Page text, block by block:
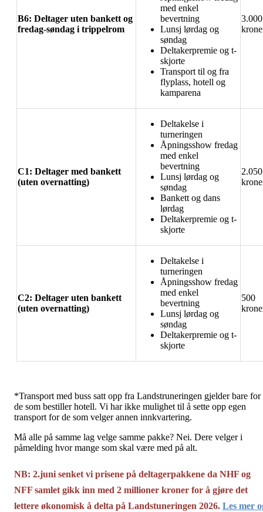
B6: Deltager uten bankett og
fredag-søndag i trippelrom
med enkel
bevertning
Lunsj lørdag og
søndag
Deltakerpremie og t-
skjorte
Transport til og fra
flyplass, hotell og
kamparena
3.000
C1: Deltager med bankett
(uten overnatting)
Deltakelse i
turneringen
Åpningsshow fredag
med enkel
bevertning
Lunsj lørdag og
søndag
Bankett og dans
lørdag
Deltakerpremie og t-
skjorte
2.050
C2: Deltager uten bankett
(uten overnatting)
Deltakelse i
turneringen
Åpningsshow fredag
med enkel
bevertning
Lunsj lørdag og
søndag
Deltakerpremie og t-
skjorte
500
*Transport med buss satt opp fra Landstruneringen gjelder bare for
de som bestiller hotell. Vi har ikke mulighet til å sette opp egen
transport for de som velger annen innkvartering.
Må alle på samme lag velge samme pakke? Nei. Dere velger i
påmelding hvor mange som skal være med på alt.
NB: 2.juni senket vi prisene på deltagerpakkene da NHF og
NFF samlet gikk inn med 2 millioner kroner for å gjøre det
lettere økonomisk å delta på Landstuneringen 2026. Les mer